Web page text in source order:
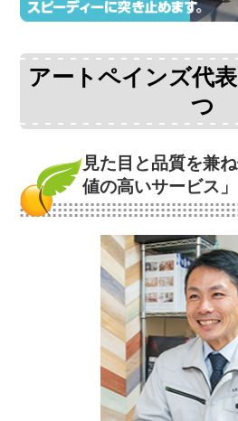
アートペインズ代
つ
見た目と品質を兼
値の高いサービス